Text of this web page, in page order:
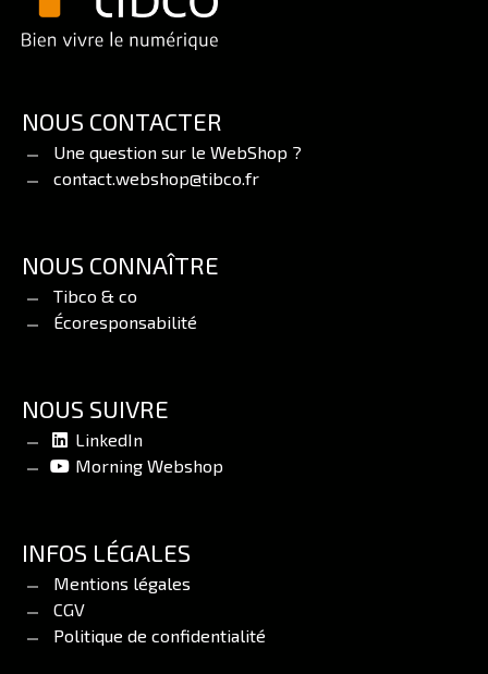
NOUS CONTACTER
Une question sur le WebShop ?
contact.webshop@tibco.fr
NOUS CONNAÎTRE
Tibco & co
Écoresponsabilité
NOUS SUIVRE
LinkedIn
Morning Webshop
INFOS LÉGALES
Mentions légales
CGV
Politique de confidentialité